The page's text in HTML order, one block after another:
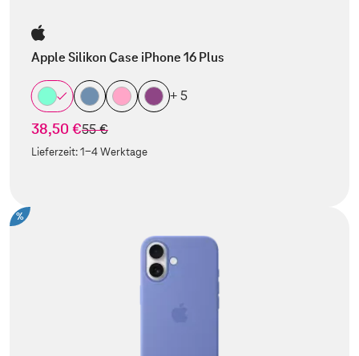
Apple Silikon Case iPhone 16 Plus
+ 5
38,50 €statt
55 €
Lieferzeit:1-4 Werktage
%